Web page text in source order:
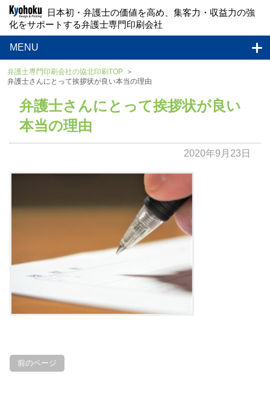
日本初・弁護士の価値を高め、集客力・収益力の強
化をサポートする弁護士専門印刷会社
MENU
弁護士専門印刷会社の協北印刷TOP
弁護士さんにとって挨拶状が良い本当の理由
弁護士さんにとって挨拶状が良い
本当の理由
2020年9月23日
前のページ